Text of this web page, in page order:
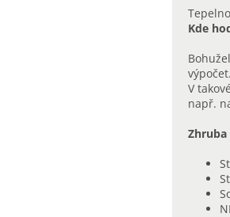
Kde
výpočet.
V
např.